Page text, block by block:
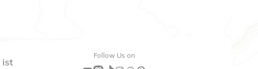
ist
Follow Us on